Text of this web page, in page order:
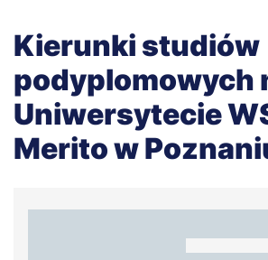
Kierunki studiów
podyplomowych
Uniwersytecie
Merito w